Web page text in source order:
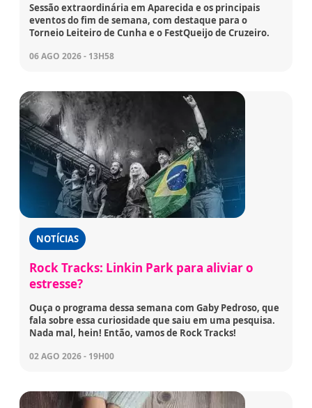
Sessão extraordinária em Aparecida e os principais
eventos do fim de semana, com destaque para o
Torneio Leiteiro de Cunha e o FestQueijo de Cruzeiro.
06 AGO 2026 - 13H58
NOTÍCIAS
Rock Tracks: Linkin Park para aliviar o
estresse?
Ouça o programa dessa semana com Gaby Pedroso, que
fala sobre essa curiosidade que saiu em uma pesquisa.
Nada mal, hein! Então, vamos de Rock Tracks!
02 AGO 2026 - 19H00